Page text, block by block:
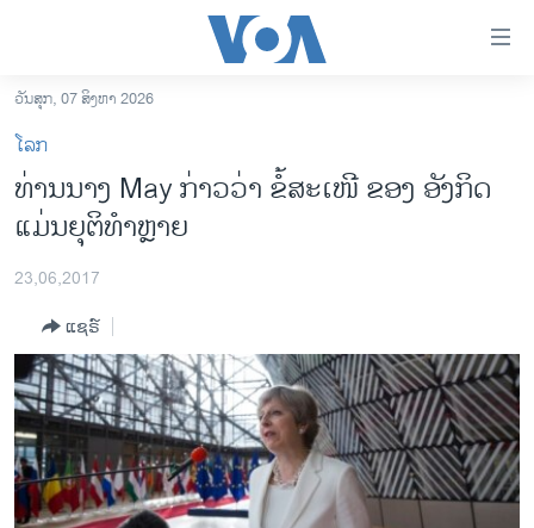
ເຂົ້າ
ຫາ
ຂ້າມ
ຂ້າມ
ຂ້າມ
ຫາ
ລາວ
ອາເມຣິກາ
ການເລືອກຕັ້ງ ປະທານາທີບໍດີ ສະຫະລັດ 2024
ຂ່າວ​ຈີນ
ໂລກ
ເອເຊຍ
ອິດສະຫຼະພາບດ້ານການຂ່າວ
ຊີວິດຊາວລາວ
ຊຸມຊົນຊາວລາວ
ວັນສຸກ, 07 ສິງຫາ 2026
ໂລກ
ທ່ານນາງ May ກ່າວວ່າ ຂໍ້ສະເໜີ ຂອງ ອັງກິດ
ແມ່ນຍຸຕິທຳຫຼາຍ
23,06,2017
ແຊຣ໌